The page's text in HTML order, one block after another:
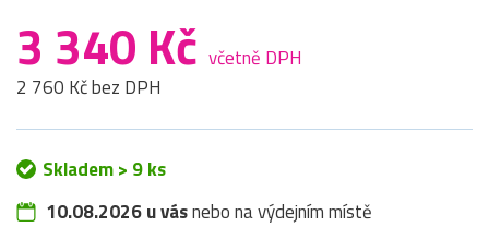
3 340 Kč včetně DPH
2 760 Kč bez DPH
Skladem > 9 ks
10.08.2026 u vásnebo na výdejním místě